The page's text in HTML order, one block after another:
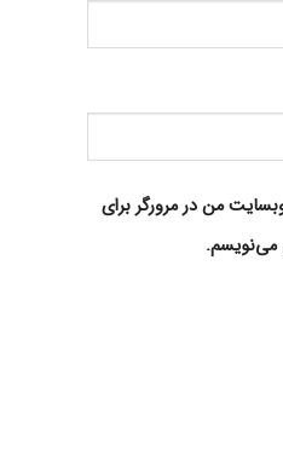
من در مرورگر برای
می‌نویسم.